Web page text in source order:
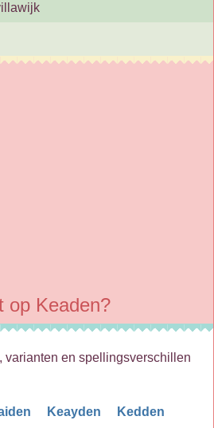
op Keaden?
varianten en spellingsverschillen
Keayden
Kedden